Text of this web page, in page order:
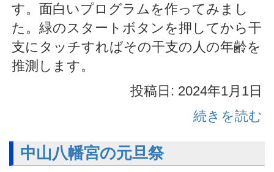
す。面白いプログラムを作ってみまし
た。緑のスタートボタンを押してから干
支にタッチすればその干支の人の年齢を
推測します。
投稿日: 2024年1月1日
続きを読む
中山八幡宮の元旦祭